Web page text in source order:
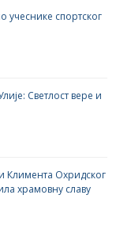
учеснике спортског
Светлост вере и
Климента Охридског
храмовну славу